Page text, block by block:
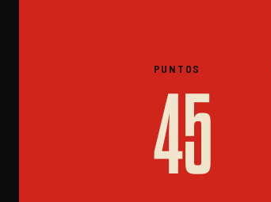
PUNTOS
45